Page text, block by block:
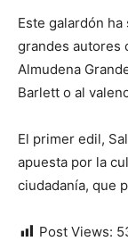
Este galardón
grandes autores
Almudena
Barlett o al
El primer edil,
apuesta por la
ciudadanía, que
Post Views: